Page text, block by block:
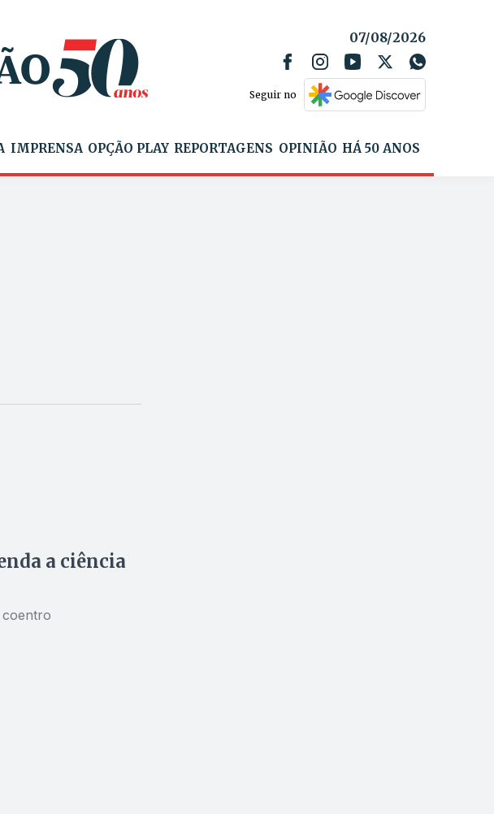
07/08/2026
Seguir no
IMPRENSA OPÇÃO PLAY REPORTAGENS OPINIÃO HÁ 50 ANOS
a ciência
coentro